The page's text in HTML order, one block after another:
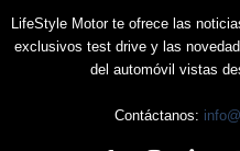
LifeStyle Motor te ofrece las
exclusivos test drive y las
del automóvil vistas
Contáctanos: